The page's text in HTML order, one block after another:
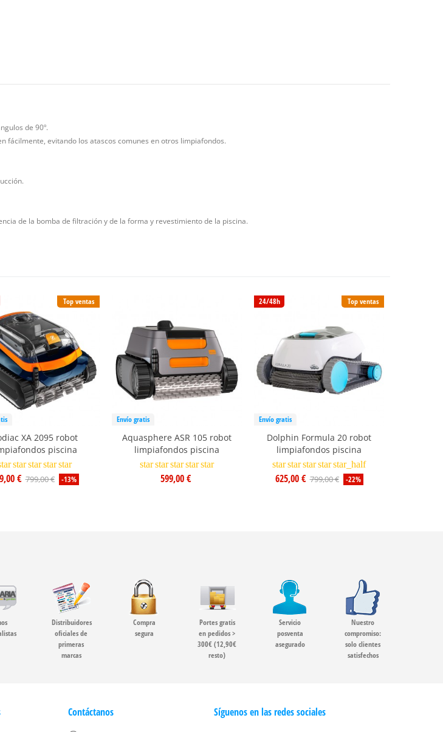
de 90º.
fácilmente, evitando los atascos comunes en otros limpiafondos.
de la bomba de filtración y de la forma y revestimiento de la piscina.
Top ventas
XA 2095 robot
piscina
starstarstarstar
€ 799,00 € -13%
Envío gratis
Aquasphere ASR 105 robot
limpiafondos piscina
starstarstarstarstar
599,00 €
Top ventas
24/48h
Envío gratis
Dolphin Formula 20 robot
limpiafondos piscina
starstarstarstarstar_half
625,00 € 799,00 € -22%
Distribuidores
oficiales de
primeras
marcas
Compra
segura
Portes gratis
en pedidos >
300€ (12,90€
resto)
Servicio
posventa
asegurado
Nuestro
compromiso:
solo clientes
satisfechos
Contáctanos Síguenos en las redes sociales